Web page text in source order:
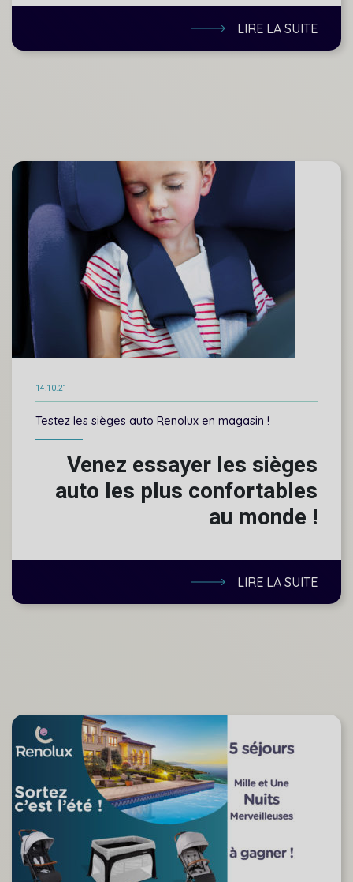
LIRE LA SUITE
14.10.21
Testez les sièges auto Renolux en magasin !
Venez essayer les sièges
auto les plus confortables
au monde !
LIRE LA SUITE